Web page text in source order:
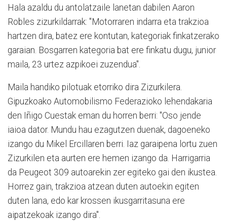
Hala azaldu du antolatzaile lanetan dabilen Aaron
Robles zizurkildarrak: "Motorraren indarra eta trakzioa
hartzen dira, batez ere kontutan, kategoriak finkatzerako
garaian. Bosgarren kategoria bat ere finkatu dugu, junior
maila, 23 urtez azpikoei zuzendua".
Maila handiko pilotuak etorriko dira Zizurkilera.
Gipuzkoako Automobilismo Federazioko lehendakaria
den Iñigo Cuestak eman du horren berri: "Oso jende
iaioa dator. Mundu hau ezagutzen duenak, dagoeneko
izango du Mikel Ercillaren berri. Iaz garaipena lortu zuen
Zizurkilen eta aurten ere hemen izango da. Harrigarria
da Peugeot 309 autoarekin zer egiteko gai den ikustea.
Horrez gain, trakzioa atzean duten autoekin egiten
duten lana, edo kar krossen ikusgarritasuna ere
aipatzekoak izango dira".